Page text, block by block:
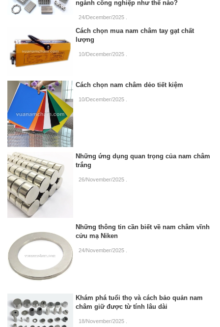
ngành công nghiệp như thế nào?
24/December/2025
Cách chọn mua nam châm tay gạt chất
lượng
10/December/2025
Cách chọn nam châm dẻo tiết kiệm
10/December/2025
Những ứng dụng quan trọng của nam châm
trắng
26/November/2025
Những thông tin cần biết về nam châm vĩnh
cửu mạ Niken
24/November/2025
Khám phá tuổi thọ và cách bảo quản nam
châm giữ được từ tính lâu dài
18/November/2025